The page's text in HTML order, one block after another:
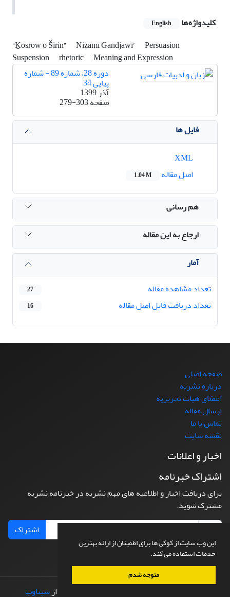
این وب سایت از کوکی ها برای اطمینان از ارائه بهترین
خدمات استفاده می کند.
متوجه شدم
کلیدواژه‌ها
English
“Ḵosrow o Širin” Niẓāmī Gandjawī’
Persuasion
Suspension
rhetoric
Meaning and Expression
دوره 28، شماره 89 - شماره
پیاپی 34
آذر 1399
صفحه279-303
فایل ها
اصل مقاله
1.04 M
هم رسانی
ارجاع به این مقاله
آمار
تعداد مشاهده مقاله
27
تعداد دریافت فایل اصل مقاله 16
صفحه اصلی
درباره نشریه
اعضای هیات تحریریه
ارسال مقاله
تماس با ما
نقشه سایت
اخبار و اعلانات
اشتراک خبرنامه
برای دریافت اخبار و اطلاعیه های مهم نشریه در خبرنامه نشریه
مشترک شوید.
اشتراک
طراحی و پیاده سازی از سیناوب